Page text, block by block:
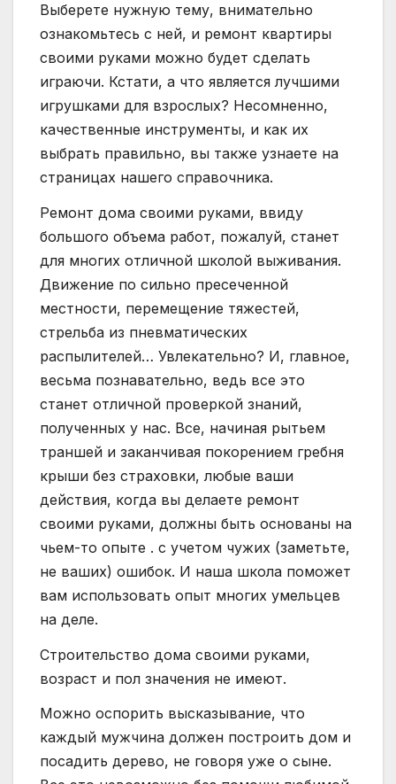
Выберете нужную тему, внимательно
ознакомьтесь с ней, и ремонт квартиры
своими руками можно будет сделать
играючи. Кстати, а что является лучшими
игрушками для взрослых? Несомненно,
качественные инструменты, и как их
выбрать правильно, вы также узнаете на
страницах нашего справочника.
Ремонт дома своими руками, ввиду
большого объема работ, пожалуй, станет
для многих отличной школой выживания.
Движение по сильно пресеченной
местности, перемещение тяжестей,
стрельба из пневматических
распылителей… Увлекательно? И, главное,
весьма познавательно, ведь все это
станет отличной проверкой знаний,
полученных у нас. Все, начиная рытьем
траншей и заканчивая покорением гребня
крыши без страховки, любые ваши
действия, когда вы делаете ремонт
своими руками, должны быть основаны на
чьем-то опыте . с учетом чужих (заметьте,
не ваших) ошибок. И наша школа поможет
вам использовать опыт многих умельцев
на деле.
Строительство дома своими руками,
возраст и пол значения не имеют.
Можно оспорить высказывание, что
каждый мужчина должен построить дом и
посадить дерево, не говоря уже о сыне.